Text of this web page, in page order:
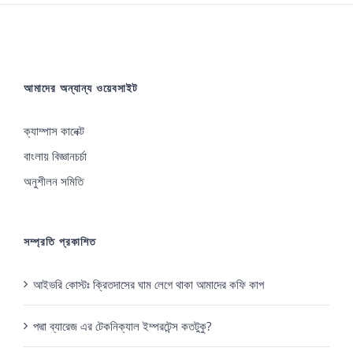
আমাদের অন্যান্য ওয়েবসাইট
ক্যাম্পাস কানেক্ট
বাংলায় বিজ্ঞানচর্চা
অনুশীলন সমিতি
সম্প্রতি প্রকাশিত
আইভরি কোস্টঃ ক্রিতদাসের ঘাম লেগে থাকা আমাদের কফি কাপ
পদ্মা ব্যারেজ এর টেকনিক্যাল ইম্পরটেন্স কতটুকু?